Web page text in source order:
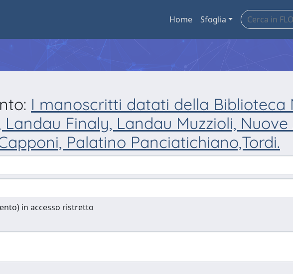
Home Sfoglia
I manoscritti datati della Biblioteca
Finaly, Landau Muzzioli, Nuove
Palatino Panciatichiano,Tordi.
in accesso ristretto